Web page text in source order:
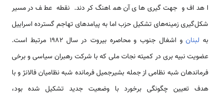
اهداف و جهت گیری‌های آن هماهنگ کردند. نقطه عطف در مسیر
شکل‌گیری زمینه‌های تشکیل حزب اما به پیامدهای تهاجم گسترده اسراییل
به لبنان
و اشغال جنوب و محاصره بیروت در سال 1982 مرتبط است.
عضویت نبیه بری در کمیته نجات ملی که با شرکت رهبران سیاسی و برخی
فرماندهان شبه نظامی‌ از جمله بشیرجمیل فرمانده شبه نظامیان فالانژ و با
هدف تعیین چگونگی برخورد با وضعیت جدید تشکیل شده بود،